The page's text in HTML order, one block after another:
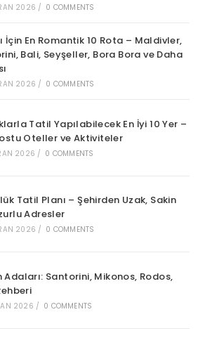
2026 / 0 COMMENTS
İçin En Romantik 10 Rota – Maldivler,
Bali, Seyşeller, Bora Bora ve Daha
2026 / 0 COMMENTS
Tatil Yapılabilecek En İyi 10 Yer –
Oteller ve Aktiviteler
2026 / 0 COMMENTS
Tatil Planı – Şehirden Uzak, Sakin
Adresler
2026 / 0 COMMENTS
Adaları: Santorini, Mikonos, Rodos,
2026 / 0 COMMENTS